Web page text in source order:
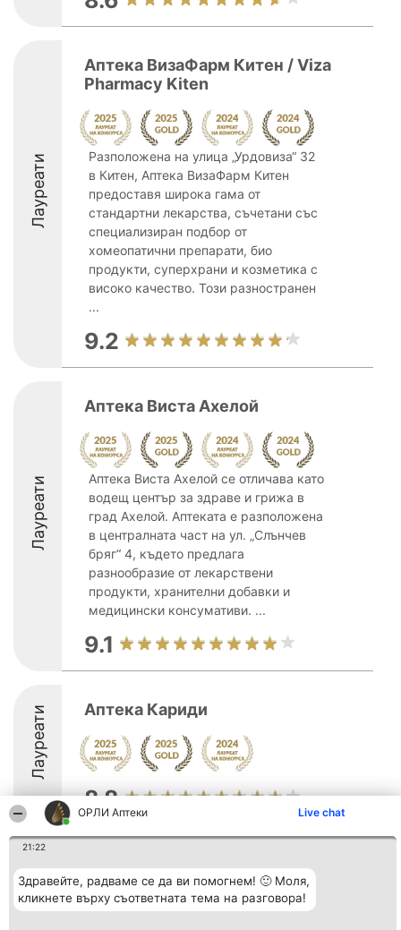
ОРЛИ Аптеки Live chat
21:22
Здравейте, радваме се да ви помогнем! 🙂 Моля,
кликнете върху съответната тема на разговора!
Лауреати
Аптека ВизаФарм Китен / Viza
Pharmacy Kiten
Разположена на улица „Урдовиза“ 32
в Китен, Аптека ВизаФарм Китен
предоставя широка гама от
стандартни лекарства, съчетани със
специализиран подбор от
хомеопатични препарати, био
продукти, суперхрани и козметика с
високо качество. Този разностранен
...
9.2
Лауреати
Аптека Виста Ахелой
Аптека Виста Ахелой се отличава като
водещ център за здраве и грижа в
град Ахелой. Аптеката е разположена
в централната част на ул. „Слънчев
бряг“ 4, където предлага
разнообразие от лекарствени
продукти, хранителни добавки и
медицински консумативи. ...
9.1
Лауреати Аптека Кариди
8.8
класиране
Beautiful Company S.R.L.
BulevardulAleea Timișul De
Sus Nr. 2, Bl. A30, Sc. A, Et.
Списък на
всички
победители
Контакти